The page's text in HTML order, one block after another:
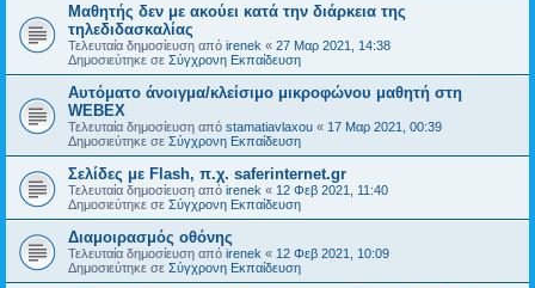
Μαθητής δεν με ακούει κατά την διάρκεια της
τηλεδιδασκαλίας
Τελευταία δημοσίευση από irenek « 27 Μαρ 2021, 14:38
Δημοσιεύτηκε σε Σύγχρονη Εκπαίδευση
Αυτόματο άνοιγμα/κλείσιμο μικροφώνου μαθητή στη
WEBEX
Τελευταία δημοσίευση από stamatiavlaxou « 17 Μαρ 2021, 00:39
Δημοσιεύτηκε σε Σύγχρονη Εκπαίδευση
Σελίδες με Flash, π.χ. saferinternet.gr
Τελευταία δημοσίευση από irenek « 12 Φεβ 2021, 11:40
Δημοσιεύτηκε σε Σύγχρονη Εκπαίδευση
Διαμοιρασμός οθόνης
Τελευταία δημοσίευση από irenek « 12 Φεβ 2021, 10:09
Δημοσιεύτηκε σε Σύγχρονη Εκπαίδευση